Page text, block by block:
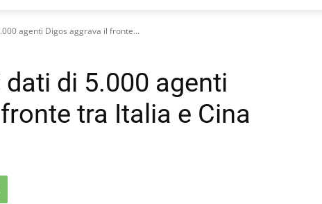
agenti Digos aggrava il fronte...
di 5.000 agenti
tra Italia e Cina